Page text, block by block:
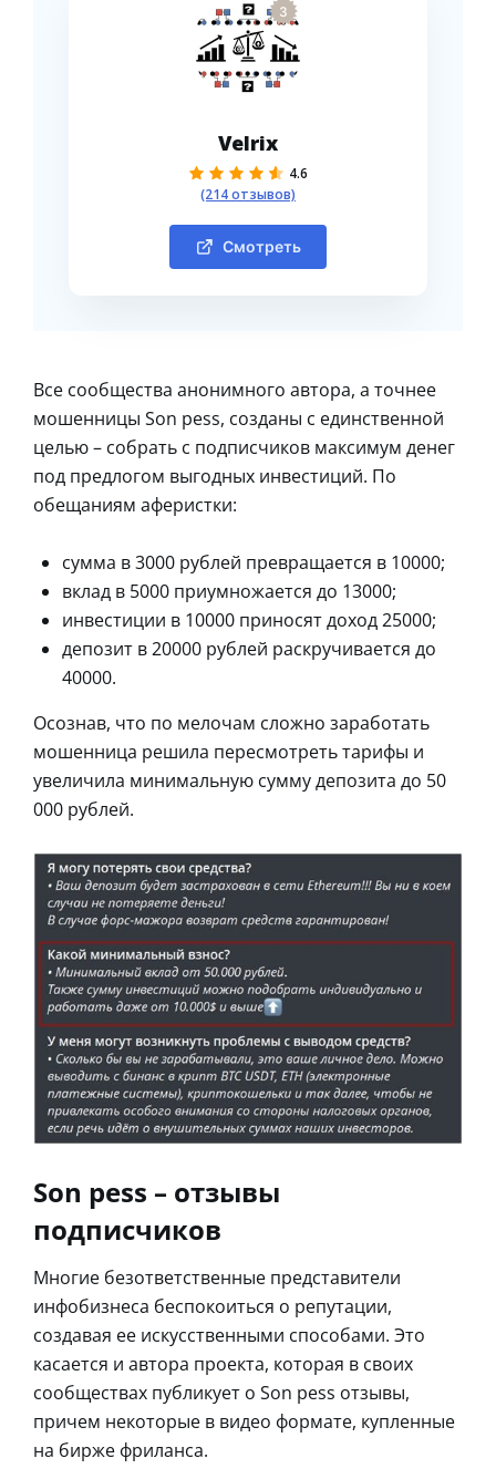
3
Velrix
4.6
(214 отзывов)
Смотреть
Все сообщества анонимного автора, а точнее
мошенницы Son pess, созданы с единственной
целью – собрать с подписчиков максимум денег
под предлогом выгодных инвестиций. По
обещаниям аферистки:
сумма в 3000 рублей превращается в 10000;
вклад в 5000 приумножается до 13000;
инвестиции в 10000 приносят доход 25000;
депозит в 20000 рублей раскручивается до
40000.
Осознав, что по мелочам сложно заработать
мошенница решила пересмотреть тарифы и
увеличила минимальную сумму депозита до 50
000 рублей.
Son pess – отзывы
подписчиков
Многие безответственные представители
инфобизнеса беспокоиться о репутации,
создавая ее искусственными способами. Это
касается и автора проекта, которая в своих
сообществах публикует о Son pess отзывы,
причем некоторые в видео формате, купленные
на бирже фриланса.